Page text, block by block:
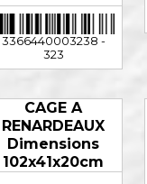
3366440003238 -
323
CAGE A
RENARDEAUX
Dimensions
102x41x20cm